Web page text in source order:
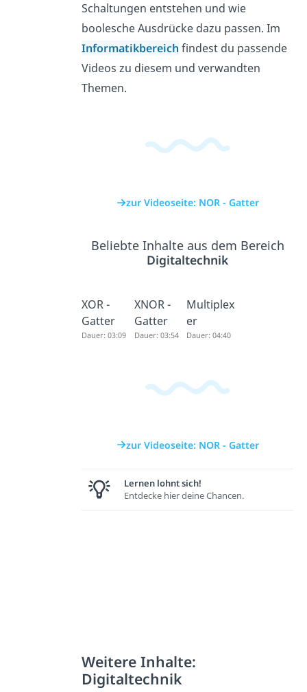
Schaltungen entstehen und wie
boolesche Ausdrücke dazu passen. Im
Informatikbereich findest du passende
Videos zu diesem und verwandten
Themen.
zur Videoseite: NOR - Gatter
Beliebte Inhalte aus dem Bereich
Digitaltechnik
XOR -
Gatter
Dauer: 03:09
XNOR -
Gatter
Dauer: 03:54
Multiplex
er
Dauer: 04:40
zur Videoseite: NOR - Gatter
Lernen lohnt sich!
Entdecke hier deine Chancen.
Weitere Inhalte:
Digitaltechnik